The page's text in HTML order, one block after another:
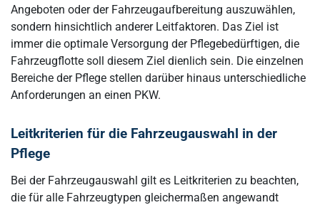
Angeboten oder der Fahrzeugaufbereitung auszuwählen,
sondern hinsichtlich anderer Leitfaktoren. Das Ziel ist
immer die optimale Versorgung der Pflegebedürftigen, die
Fahrzeugflotte soll diesem Ziel dienlich sein. Die einzelnen
Bereiche der Pflege stellen darüber hinaus unterschiedliche
Anforderungen an einen PKW.
Leitkriterien für die Fahrzeugauswahl in der
Pflege
Bei der Fahrzeugauswahl gilt es Leitkriterien zu beachten,
die für alle Fahrzeugtypen gleichermaßen angewandt